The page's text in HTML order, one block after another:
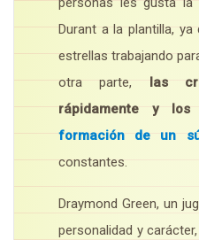
Durant a la plantilla,
estrellas trabajando
otra parte,
las
rápidamente y
formación de un
constantes.
Draymond Green, un
personalidad y carácter,